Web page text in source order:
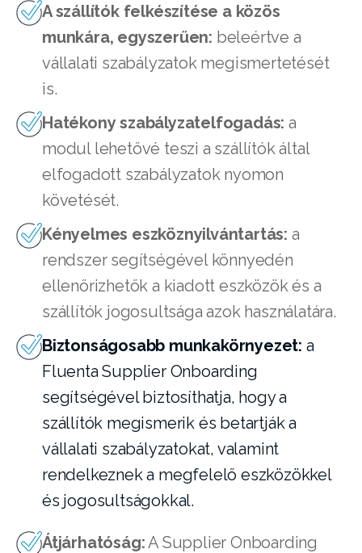
A szállítók felkészítése a közös
munkára, egyszerűen: beleértve a
vállalati szabályzatok megismertetését
is.
Hatékony szabályzatelfogadás: a
modul lehetővé teszi a szállítók által
elfogadott szabályzatok nyomon
követését.
Kényelmes eszköznyilvántartás: a
rendszer segítségével könnyedén
ellenőrizhetők a kiadott eszközök és a
szállítók jogosultsága azok használatára.
Biztonságosabb munkakörnyezet: a
Fluenta Supplier Onboarding
segítségével biztosíthatja, hogy a
szállítók megismerik és betartják a
vállalati szabályzatokat, valamint
rendelkeznek a megfelelő eszközökkel
és jogosultságokkal.
Átjárhatóság:A Supplier Onboarding